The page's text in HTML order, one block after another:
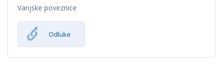
Vanjske poveznice
Odluke